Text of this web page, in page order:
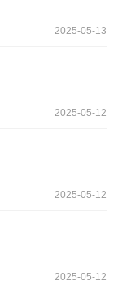
2025-05-13
2025-05-12
2025-05-12
2025-05-12